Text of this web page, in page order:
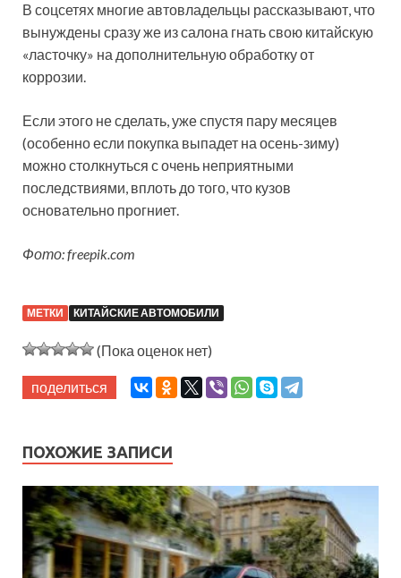
В соцсетях многие автовладельцы рассказывают, что
вынуждены сразу же из салона гнать свою китайскую
«ласточку» на дополнительную обработку от
коррозии.
Если этого не сделать, уже спустя пару месяцев
(особенно если покупка выпадет на осень-зиму)
можно столкнуться с очень неприятными
последствиями, вплоть до того, что кузов
основательно прогниет.
Фото: freepik.com
МЕТКИ КИТАЙСКИЕ АВТОМОБИЛИ
(Пока оценок нет)
поделиться
ПОХОЖИЕ ЗАПИСИ